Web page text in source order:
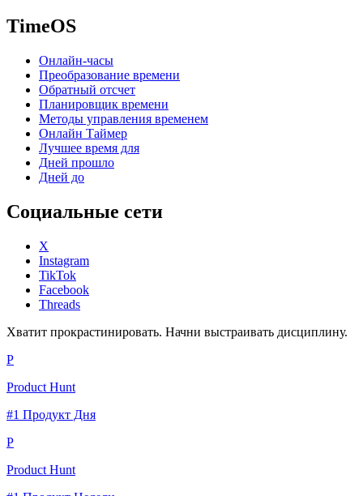
TimeOS
Онлайн-часы
Преобразование времени
Обратный отсчет
Планировщик времени
Методы управления временем
Онлайн Таймер
Лучшее время для
Дней прошло
Дней до
Социальные сети
X
Instagram
TikTok
Facebook
Threads
Хватит прокрастинировать. Начни выстраивать дисциплину.
P
Product Hunt
#1 Продукт Дня
P
Product Hunt